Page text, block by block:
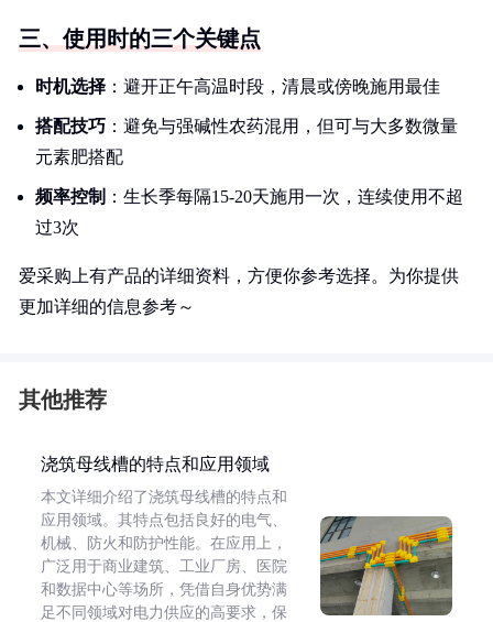
三、使用时的三个关键点
时机选择 ：避开正午高温时段，清晨或傍晚施用最佳
搭配技巧 ：避免与强碱性农药混用，但可与大多数微量
元素肥搭配
频率控制 ：生长季每隔15-20天施用一次，连续使用不超
过3次
爱采购上有产品的详细资料，方便你参考选择。为你提供
更加详细的信息参考～
其他推荐
浇筑母线槽的特点和应用领域
本文详细介绍了浇筑母线槽的特点和
应用领域。其特点包括良好的电气、
机械、防火和防护性能。在应用上，
广泛用于商业建筑、工业厂房、医院
和数据中心等场所，凭借自身优势满
足不同领域对电力供应的高要求，保